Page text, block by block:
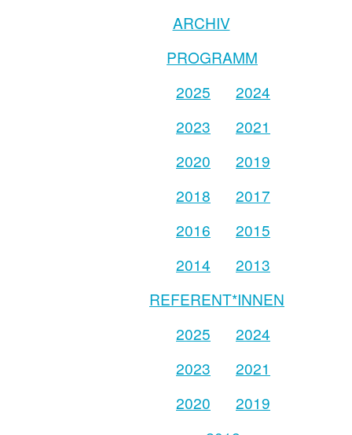
ARCHIV
PROGRAMM
2025
2024
2023
2021
2020
2019
2018
2017
2016
2015
2014
2013
REFERENT*INNEN
2025
2024
2023
2021
2020
2019